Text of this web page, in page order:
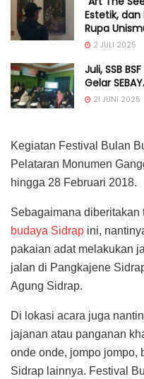
Estetik,
Rupa
2 JULI 2025
Juli, SSB
Gelar
21 JUNI 2025
Kegiatan Festival Bulan
Pelataran Monumen
hingga 28 Februari 2018.
Sebagaimana diberitakan
budaya Sidrap ini,
pakaian adat melakukan
jalan di Pangkajene
Agung Sidrap.
Di lokasi acara juga
jajanan atau panganan
onde onde, jompo jompo,
Sidrap lainnya. Festival